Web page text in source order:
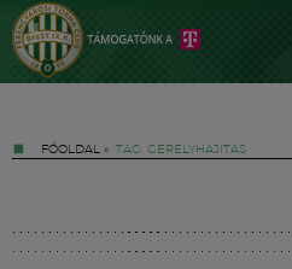
FŐOLDAL » TAG: GERELYHAJÍTÁS